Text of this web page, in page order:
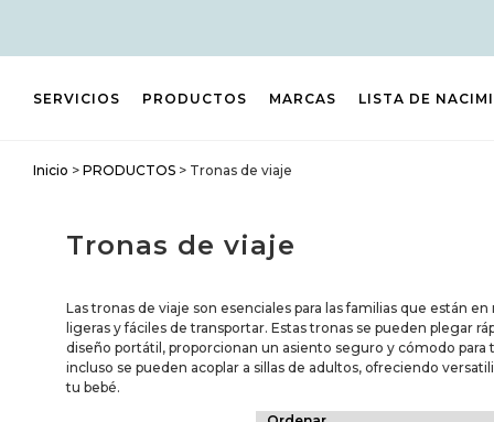
SERVICIOS PRODUCTOS MARCAS LISTA DE
Inicio > PRODUCTOS > Tronas de viaje
Tronas de viaje
Las tronas de viaje son esenciales para las familias que están
ligeras y fáciles de transportar. Estas tronas se pueden plegar
diseño portátil, proporcionan un asiento seguro y cómodo
incluso se pueden acoplar a sillas de adultos, ofreciendo
tu bebé.